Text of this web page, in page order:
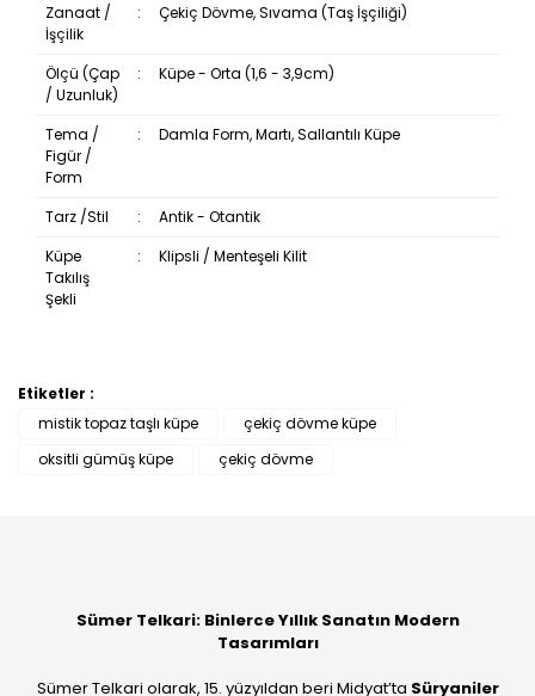
Zanaat /
İşçilik
: Çekiç Dövme, Sıvama (Taş İşçiliği)
Ölçü (Çap
/ Uzunluk)
: Küpe - Orta (1,6 - 3,9cm)
Tema /
Figür /
Form
: Damla Form, Martı, Sallantılı Küpe
Tarz /Stil :
Antik - Otantik
Küpe
Takılış
Şekli
: Klipsli / Menteşeli Kilit
Bu ürüne ilk yorumu siz yapın!
Etiketler :
mistik topaz taşlı küpe
çekiç dövme küpe
oksitli gümüş küpe
çekiç dövme
Sümer Telkari: Binlerce Yıllık Sanatın Modern
Tasarımları
Sümer Telkari olarak, 15. yüzyıldan beri Midyat’ta Süryaniler